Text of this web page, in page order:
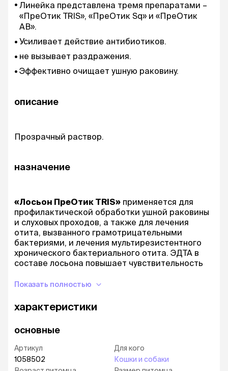
Линейка представлена тремя препаратами –
«ПреОтик TRIS», «ПреОтик Sq» и «ПреОтик
АВ».
Усиливает действие антибиотиков.
не вызывает раздражения.
Эффективно очищает ушную раковину.
описание
Прозрачный раствор.
назначение
«Лосьон ПреОтик TRIS» применяется для
профилактической обработки ушной раковины
и слуховых проходов, а также для лечения
отита, вызванного грамотрицательными
бактериями, и лечения мультирезистентного
хронического бактериального отита. ЭДТА в
составе лосьона повышает чувствительность
эффективность средства при применении
(трис(гидроксиметил)аминометан)
способствует поддержанию уровня pH около
антибиотиков.
Лосьон эффективен для удаления серозного
содержимого ушной полости и патологических
Показать полностью
характеристики
основные
Артикул
1058502
Для кого
Кошки и собаки